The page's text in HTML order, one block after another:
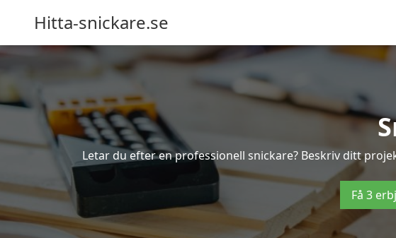
Hitta-snickare.se
Letar du efter en professionell snickare? Beskriv ditt
Få 3